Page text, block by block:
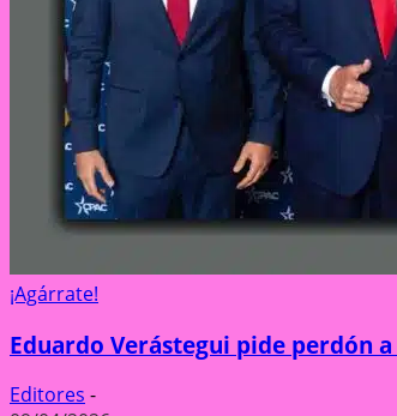
¡Agárrate!
Eduardo Verástegui pide perdón
Editores -